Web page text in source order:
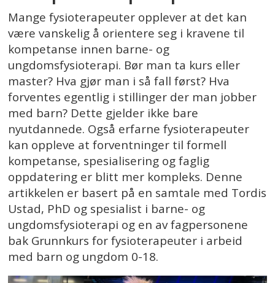
Mange fysioterapeuter opplever at det kan
være vanskelig å orientere seg i kravene til
kompetanse innen barne- og
ungdomsfysioterapi. Bør man ta kurs eller
master? Hva gjør man i så fall først? Hva
forventes egentlig i stillinger der man jobber
med barn? Dette gjelder ikke bare
nyutdannede. Også erfarne fysioterapeuter
kan oppleve at forventninger til formell
kompetanse, spesialisering og faglig
oppdatering er blitt mer kompleks. Denne
artikkelen er basert på en samtale med Tordis
Ustad, PhD og spesialist i barne- og
ungdomsfysioterapi og en av fagpersonene
bak Grunnkurs for fysioterapeuter i arbeid
med barn og ungdom 0-18.